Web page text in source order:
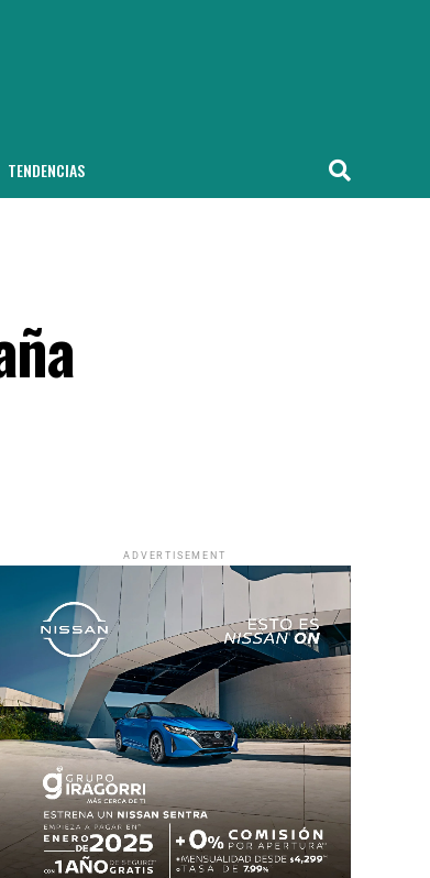
TENDENCIAS
ADVERTISEMENT